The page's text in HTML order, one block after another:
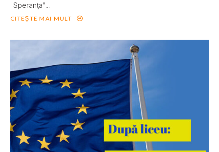
"Speranţa"...
CITEȘTE MAI MULT